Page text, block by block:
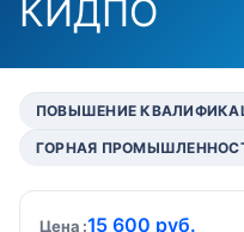
КИДПО
ПОВЫШЕНИЕ
ГОРНАЯ
Цена 15 600 руб.